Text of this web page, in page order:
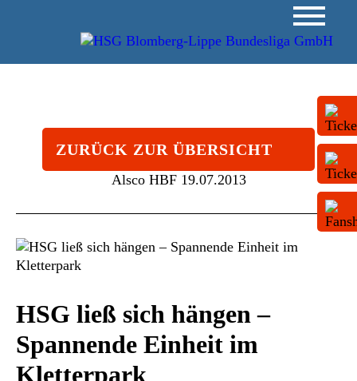
ZURÜCK ZUR ÜBERSICHT
Alsco HBF 19.07.2013
HSG ließ sich hängen –
Spannende Einheit im
Kletterpark